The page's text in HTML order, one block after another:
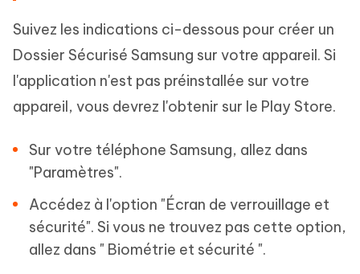
Suivez les indications ci-dessous pour créer un
Dossier Sécurisé Samsung sur votre appareil. Si
l'application n'est pas préinstallée sur votre
appareil, vous devrez l'obtenir sur le Play Store.
Sur votre téléphone Samsung, allez dans
"Paramètres".
Accédez à l'option "Écran de verrouillage et
sécurité". Si vous ne trouvez pas cette option,
allez dans " Biométrie et sécurité ".